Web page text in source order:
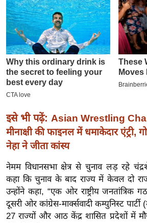
क्रा
इ
ई
-
पे
प
मि
सा
ल
बे
मि
सा
ल
इसे भी पढ़ें: Asian Wrestling
मीनाक्षी की फाइनल में धमाकेदार एंट्री,
नेहा ने जीता कांस्य
नेमम विधानसभा क्षेत्र से चुनाव लड़ रहे
कहा कि चुनाव के बाद राज्य में केवल दो
उन्होंने कहा, “एक ओर राष्ट्रीय जनतांत्रिक
दूसरी ओर कांग्रेस-मार्क्सवादी कम्युनिस्ट
27 राज्यों और आठ केंद्र शासित प्रदेशों में